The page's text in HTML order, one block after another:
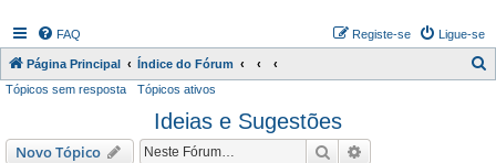
FAQ Ligue-se
Registe-se
Página Principal Índice do Fórum
Tópicos sem resposta Tópicos ativos
Ideias e Sugestões
Novo Tópico Pesquisar